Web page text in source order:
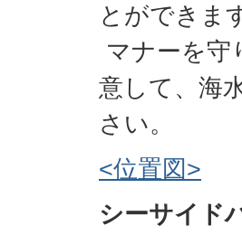
とができま
マナーを守
意して、海
さい。
<位置図>
シーサイド